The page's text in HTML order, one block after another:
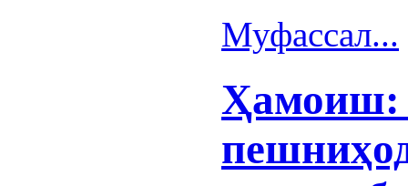
Муфассал...
Ҳамоиш: